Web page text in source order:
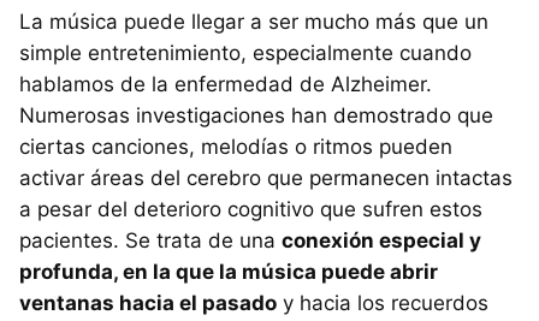
La música puede llegar a ser mucho más que un
simple entretenimiento, especialmente cuando
hablamos de la enfermedad de Alzheimer.
Numerosas investigaciones han demostrado que
ciertas canciones, melodías o ritmos pueden
activar áreas del cerebro que permanecen intactas
a pesar del deterioro cognitivo que sufren estos
pacientes. Se trata de una conexión especial y
profunda, en la que la música puede abrir
ventanas hacia el pasado y hacia los recuerdos